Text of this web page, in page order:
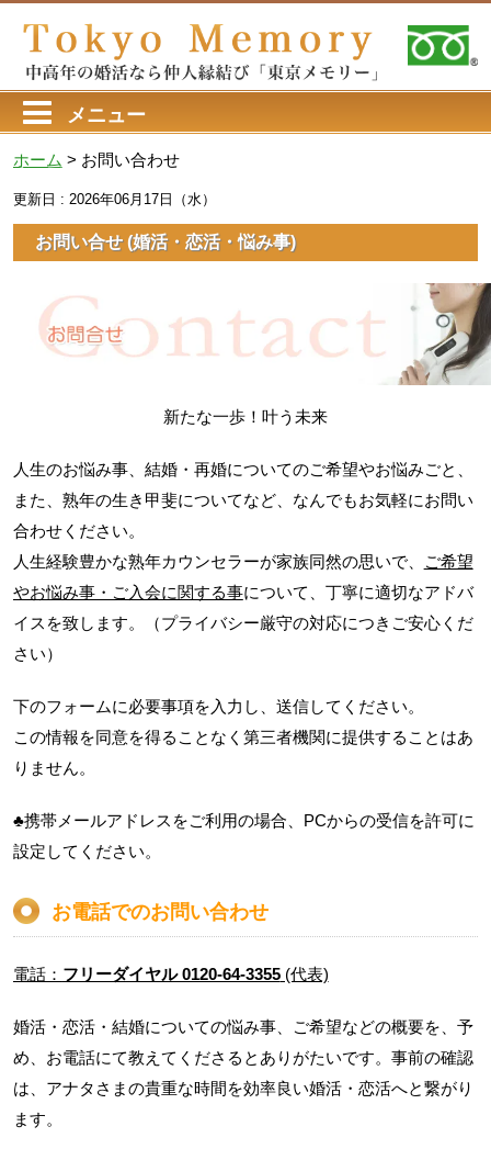
メニュー
ホーム > お問い合わせ
更新日 : 2026年06月17日（水）
お問い合せ (婚活・恋活・悩み事)
新たな一歩！叶う未来
人生のお悩み事、結婚・再婚についてのご希望やお悩みごと、
また、熟年の生き甲斐についてなど、なんでもお気軽にお問い
合わせください。
人生経験豊かな熟年カウンセラーが家族同然の思いで、
ご希望
やお悩み事・ご入会に関する事について、丁寧に適切なアドバ
イスを致します。（プライバシー厳守の対応につきご安心くだ
さい）
下のフォームに必要事項を入力し、送信してください。
この情報を同意を得ることなく第三者機関に提供することはあ
りません。
♣携帯メールアドレスをご利用の場合、PCからの受信を許可に
設定してください。
お電話でのお問い合わせ
電話： フリーダイヤル 0120-64-3355(代表)
婚活・恋活・結婚についての悩み事、ご希望などの概要を、予
め、お電話にて教えてくださるとありがたいです。事前の確認
は、アナタさまの貴重な時間を効率良い婚活・恋活へと繋がり
ます。